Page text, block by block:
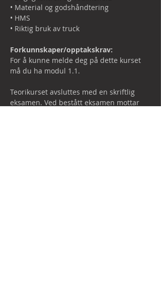
• Material og godshåndtering
• HMS
• Riktig bruk av truck
Forkunnskaper/opptakskrav:
For å kunne melde deg på dette kurset
må du ha modul 1.1.
Teorikurset avsluttes med en skriftlig
eksamen. Ved bestått eksamen mottar